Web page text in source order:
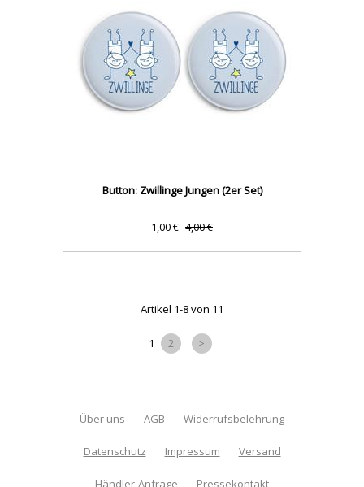
Button: Zwillinge Jungen (2er Set)
1,00 € 4,00 €
Artikel 1-8 von 11
1 2 >
Über uns AGB Widerrufsbelehrung
Datenschutz Impressum Versand
Händler-Anfrage Pressekontakt